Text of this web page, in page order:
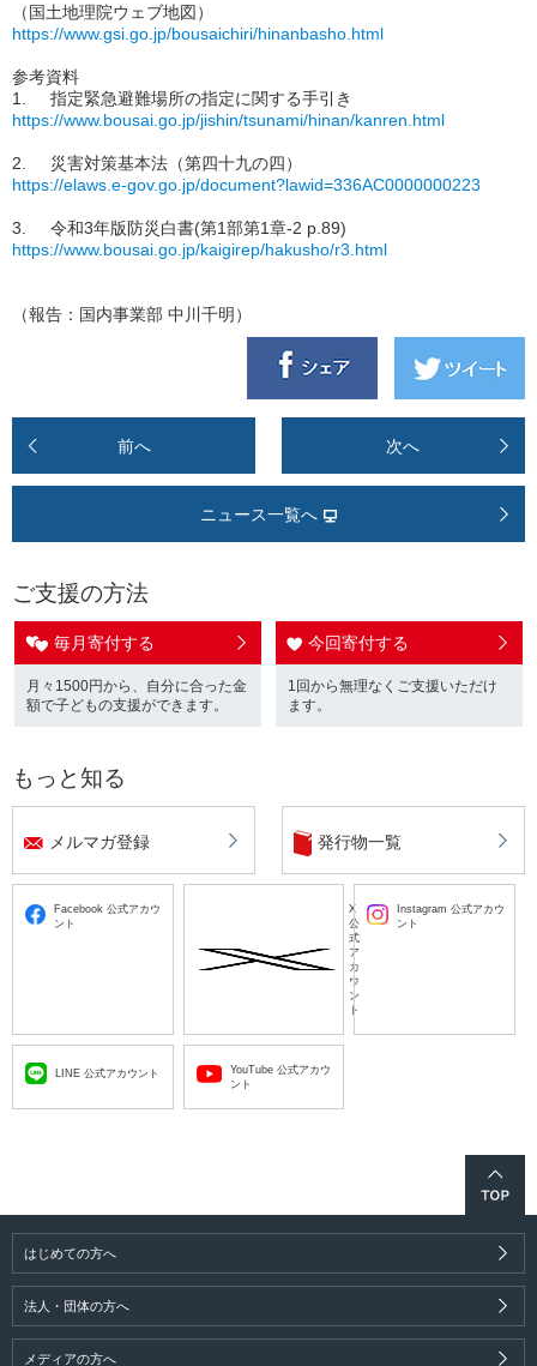
（国土地理院ウェブ地図）
https://www.gsi.go.jp/bousaichiri/hinanbasho.html
参考資料
1.
指定緊急避難場所の指定に関する手引き
https://www.bousai.go.jp/jishin/tsunami/hinan/kanren.html
2. 災害対策基本法（第四十九の四）
https://elaws.e-gov.go.jp/document?lawid=336AC0000000223
3.
令和3年版防災白書(第1部第1章-2 p.89)
https://www.bousai.go.jp/kaigirep/hakusho/r3.html
（報告：国内事業部 中川千明）
前へ 次へ
ニュース一覧へ
ご支援の方法
毎月寄付する
月々1500円から、自分に合った金
額で子どもの支援ができます。
今回寄付する
1回から無理なくご支援いただけ
ます。
もっと知る
メルマガ登録 発行物一覧
Facebook 公式アカウ
ント
X
公
式
ア
カ
ウ
ン
ト
Instagram 公式アカウ
ント
LINE 公式アカウント
YouTube 公式アカウ
ント
はじめての方へ
法人・団体の方へ
メディアの方へ